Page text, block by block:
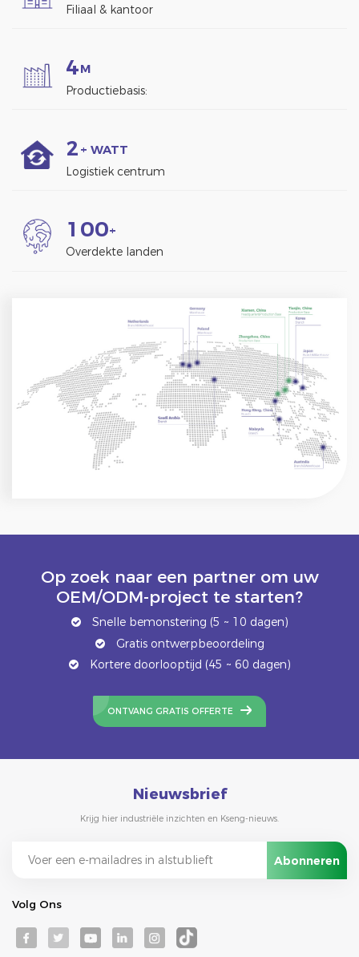
Filiaal & kantoor
4M
Productiebasis:
2 + WATT
Logistiek centrum
1 00+
Overdekte landen
Op zoek naar een partner om uw
OEM/ODM-project te starten?
Snelle bemonstering (5 ~ 10 dagen)
Gratis ontwerpbeoordeling
Kortere doorlooptijd (45 ~ 60 dagen)
ONTVANG GRATIS OFFERTE
Nieuwsbrief
Krijg hier industriële inzichten en Kseng-nieuws.
Volg Ons